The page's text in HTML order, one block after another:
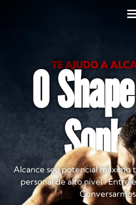
TE AJUDO A
O
Alcance seu potencial máximo
personal de alto nível . Entre